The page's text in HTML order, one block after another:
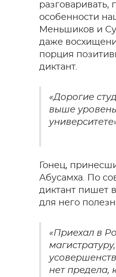
разговаривать,
особенности
Меньшиков и
даже
порция
диктант.
«Дорогие
выше уровень
Гонец,
Абусамха. По
диктант пишет
для него
«Приехал в
нет предела,